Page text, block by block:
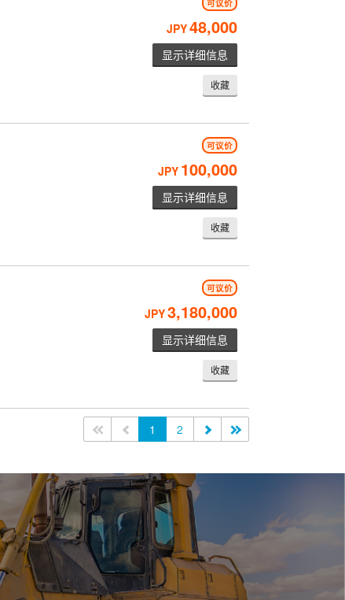
JPY48,000
显示详细信息
收藏
可议价
JPY 100,000
显示详细信息
收藏
可议价
JPY3,180,000
显示详细信息
收藏
<< 1 2